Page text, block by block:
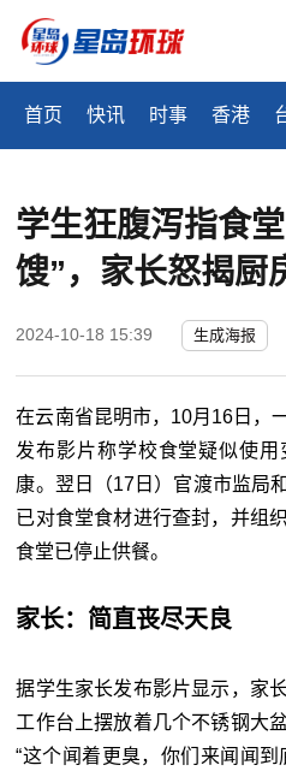
首页 快讯 时事 香港
学生狂腹泻指食
馊”，家长怒揭厨
2024-10-18 15:39 生成海报
在云南省昆明市，10月16日，
发布影片称学校食堂疑似使
康。翌日（17日）官渡市监局
已对食堂食材进行查封，并组
食堂已停止供餐。
家长：简直丧尽天良
据学生家长发布影片显示，家
工作台上摆放着几个不锈钢大
“这个闻着更臭，你们来闻闻